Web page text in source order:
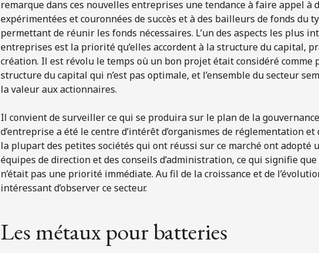
remarque dans ces nouvelles entreprises une tendance à faire appel à
expérimentées et couronnées de succès et à des bailleurs de fonds du
permettant de réunir les fonds nécessaires. L’un des aspects les plus
entreprises est la priorité qu’elles accordent à la structure du capital,
création. Il est révolu le temps où un bon projet était considéré comme
structure du capital qui n’est pas optimale, et l’ensemble du secteur
la valeur aux actionnaires.
Il convient de surveiller ce qui se produira sur le plan de la
d’entreprise a été le centre d’intérêt d’organismes de réglementation
la plupart des petites sociétés qui ont réussi sur ce marché ont adopté
équipes de direction et des conseils d’administration, ce qui signifie
n’était pas une priorité immédiate. Au fil de la croissance et de
intéressant d’observer ce secteur.
Les métaux pour batteries